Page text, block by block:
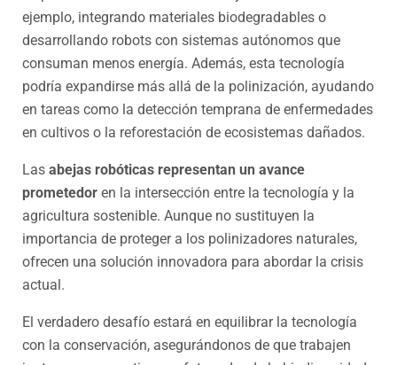
ejemplo, integrando materiales biodegradables o
desarrollando robots con sistemas autónomos que
consuman menos energía. Además, esta tecnología
podría expandirse más allá de la polinización, ayudando
en tareas como la detección temprana de enfermedades
en cultivos o la reforestación de ecosistemas dañados.
Las abejas robóticas representan un avance
prometedor en la intersección entre la tecnología y la
agricultura sostenible. Aunque no sustituyen la
importancia de proteger a los polinizadores naturales,
ofrecen una solución innovadora para abordar la crisis
actual.
El verdadero desafío estará en equilibrar la tecnología
con la conservación, asegurándonos de que trabajen